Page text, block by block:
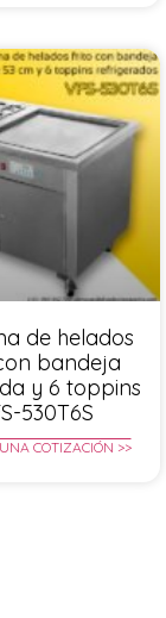
de helados
bandeja
y 6 toppins
530T6S
COTIZACIÓN >>